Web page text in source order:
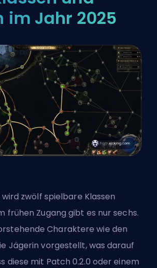
im Jahr 2025
wird zwölf spielbare Klassen
frühen Zugang gibt es nur sechs.
Charaktere wie den
Jägerin vorgestellt, was darauf
diese mit Patch 0.2.0 oder einem